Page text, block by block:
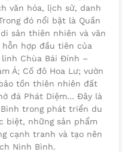
văn hóa, lịch sử, danh
đó nổi bật là Quần
sản thiên nhiên và văn
hợp đầu tiên của
Chùa Bái Đính –
Á; Cố đô Hoa Lư; vườn
tồn thiên nhiên đất
đá Phát Diệm… Đây là
trong phát triển du
biệt, những sản phẩm
cạnh tranh và tạo nên
Ninh Bình.